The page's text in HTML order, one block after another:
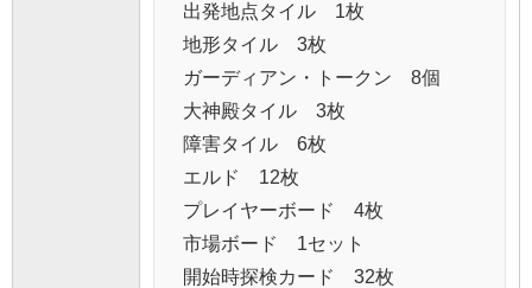
出発地点タイル 1枚
地形タイル 3枚
ガーディアン・トークン 8個
大神殿タイル 3枚
障害タイル 6枚
エルド 12枚
プレイヤーボード 4枚
市場ボード 1セット
開始時探検カード 32枚